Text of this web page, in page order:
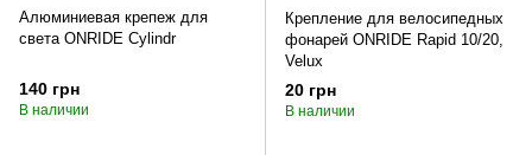
Алюминиевая крепеж для
света ONRIDE Cylindr
140 грн
В наличии
Крепление для велосипедных
фонарей ONRIDE Rapid 10/20,
Velux
20 грн
В наличии